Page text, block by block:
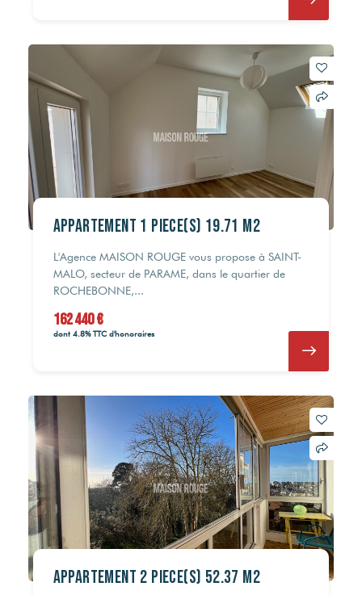
Appartement 1 pièce(s) 19.71 m2
L'Agence MAISON ROUGE vous propose à SAINT-
MALO, secteur de PARAME, dans le quartier de
ROCHEBONNE,...
162 440 €
dont 4.8% TTC d'honoraires
Appartement 2 pièce(s) 52.37 m2